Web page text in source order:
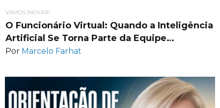
VAMOS INOVAR!
O Funcionário Virtual: Quando a Inteligência
Artificial Se Torna Parte da Equipe…
Por Marcelo Farhat